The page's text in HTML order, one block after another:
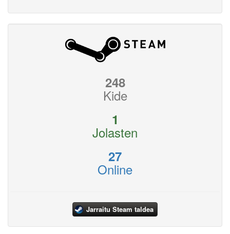
248
Kide
1
Jolasten
27
Online
Jarraitu Steam taldea